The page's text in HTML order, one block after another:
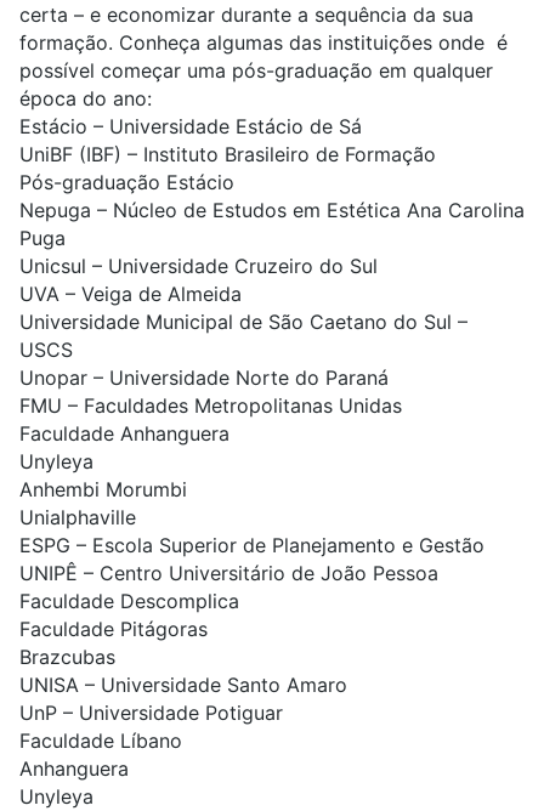
certa – e economizar durante a sequência da sua
formação. Conheça algumas das instituições onde é
possível começar uma pós-graduação em qualquer
época do ano:
Estácio – Universidade Estácio de Sá
UniBF (IBF) – Instituto Brasileiro de Formação
Pós-graduação Estácio
Nepuga – Núcleo de Estudos em Estética Ana Carolina
Puga
Unicsul – Universidade Cruzeiro do Sul
UVA – Veiga de Almeida
Universidade Municipal de São Caetano do Sul –
USCS
Unopar – Universidade Norte do Paraná
FMU – Faculdades Metropolitanas Unidas
Faculdade Anhanguera
Unyleya
Anhembi Morumbi
Unialphaville
ESPG – Escola Superior de Planejamento e Gestão
UNIPÊ – Centro Universitário de João Pessoa
Faculdade Descomplica
Faculdade Pitágoras
Brazcubas
UNISA – Universidade Santo Amaro
UnP – Universidade Potiguar
Faculdade Líbano
Anhanguera
Unyleya